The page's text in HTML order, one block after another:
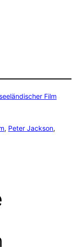
Film
, Peter Jackson